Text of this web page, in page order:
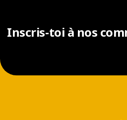
Inscris-toi à nos